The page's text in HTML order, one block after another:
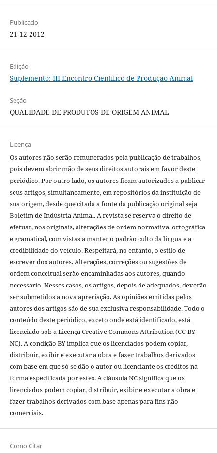
Publicado
21-12-2012
Edição
Suplemento: III Encontro Científico de Produção Animal
Seção
QUALIDADE DE PRODUTOS DE ORIGEM ANIMAL
Licença
Os autores não serão remunerados pela publicação de trabalhos,
pois devem abrir mão de seus direitos autorais em favor deste
periódico. Por outro lado, os autores ficam autorizados a publicar
seus artigos, simultaneamente, em repositórios da instituição de
sua origem, desde que citada a fonte da publicação original seja
Boletim de Indústria Animal. A revista se reserva o direito de
efetuar, nos originais, alterações de ordem normativa, ortográfica
e gramatical, com vistas a manter o padrão culto da língua e a
credibilidade do veículo. Respeitará, no entanto, o estilo de
escrever dos autores. Alterações, correções ou sugestões de
ordem conceitual serão encaminhadas aos autores, quando
necessário. Nesses casos, os artigos, depois de adequados, deverão
ser submetidos a nova apreciação. As opiniões emitidas pelos
autores dos artigos são de sua exclusiva responsabilidade. Todo o
conteúdo deste periódico, exceto onde está identificado, está
licenciado sob a Licença Creative Commons Attribution (CC-BY-
NC). A condição BY implica que os licenciados podem copiar,
distribuir, exibir e executar a obra e fazer trabalhos derivados
com base em que só se dão o autor ou licenciante os créditos na
forma especificada por estes. A cláusula NC significa que os
licenciados podem copiar, distribuir, exibir e executar a obra e
fazer trabalhos derivados com base apenas para fins não
comerciais.
Como Citar